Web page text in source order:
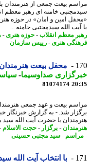
بیعت جمعی از هنرمندان با آیت
خامنه ای رهبر معظم
امین و امان» در حوزه هنری
الله سیدمجتبی خامنه ...
معظم انقلاب-حوزه هنری-
هنری- رییس سازمان
محفل بیعت هنرمندان با
صداوسیما-سیاسی-
81074174
بیعت و عهد جمعی هنرمندان با
شد. - به گزارش خبرنگار
با حضرت آیت الله سید
- برگزار - حجت الاسلام-
-سید مجتبی حسینی
با انتخاب آیت الله